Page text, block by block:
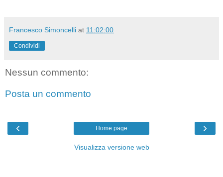
Francesco Simoncelli at 11:02:00
Condividi
Nessun commento:
Posta un commento
‹ ›
Home page
Visualizza versione web